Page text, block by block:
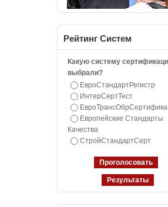
Рейтинг Систем
Какую систему
выбрали?
ЕвроСтандартРегистр
ИнтерСертТест
ЕвроТрансОбрСертифика
Европейские Стандарты
Качества
СтройСтандартСерт